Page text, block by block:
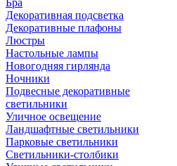
Бра
Декоративная подсветка
Декоративные плафоны
Люстры
Настольные лампы
Новогодняя гирлянда
Ночники
Подвесные декоративные
светильники
Уличное освещение
Ландшафтные светильники
Парковые светильники
Светильники-столбики